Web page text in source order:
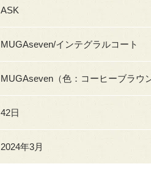
ASK
MUGAseven/インテグラルコート
MUGAseven（色：コーヒーブラウ
42日
2024年3月